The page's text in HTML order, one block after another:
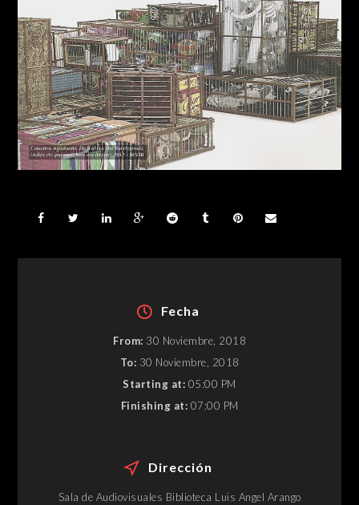
Fecha
From: 30 Noviembre, 2018
To: 30 Noviembre, 2018
Starting at: 05:00 PM
Finishing at: 07:00 PM
Dirección
Sala de Audiovisuales Biblioteca Luis Angel Arango